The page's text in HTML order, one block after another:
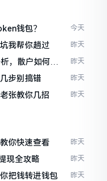
钱包？ 今天
我帮你趟过 昨天
，散户如何避
昨天
步别搞错 昨天
张教你几招 昨天
你快速查看 昨天
现全攻略 昨天
把钱转进钱包 昨天